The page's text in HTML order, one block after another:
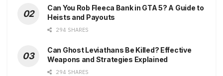
Can You Rob Fleeca Bank in GTA 5? A Guide to
Heists and Payouts
294 SHARES
Can Ghost Leviathans Be Killed? Effective
Weapons and Strategies Explained
294 SHARES